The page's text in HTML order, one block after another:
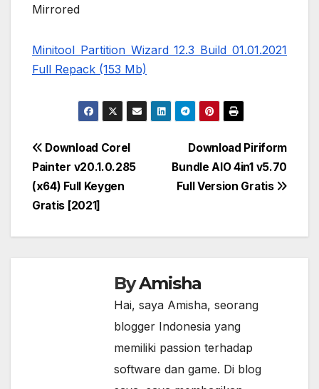
Mirrored
Minitool Partition Wizard 12.3 Build 01.01.2021
Full Repack (153 Mb)
Post
navigation
Download Piriform
Bundle AIO 4in1 v5.70
Full Version Gratis
Download Corel
Painter v20.1.0.285
(x64)​ Full Keygen
Gratis [2021]
ByAmisha
Hai, saya Amisha, seorang
blogger Indonesia yang
memiliki passion terhadap
software dan game. Di blog